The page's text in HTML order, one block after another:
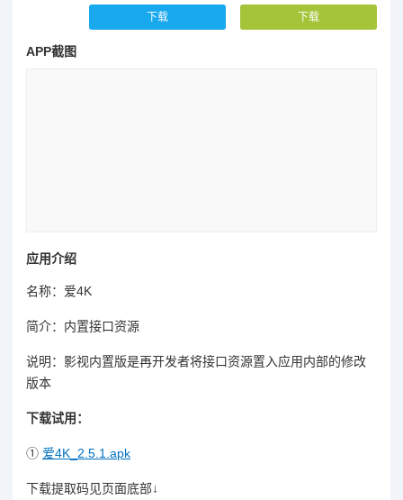
下载 下载
APP截图
应用介绍
名称：爱4K
简介：内置接口资源
说明：影视内置版是再开发者将接口资源置入应用内部的修改
版本
下载试用：
① 爱4K_2.5.1.apk
下载提取码见页面底部↓